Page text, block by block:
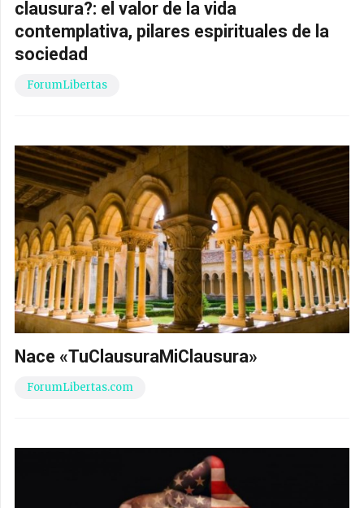
clausura?: el valor de la vida
contemplativa, pilares espirituales de la
sociedad
ForumLibertas
Nace «TuClausuraMiClausura»
ForumLibertas.com